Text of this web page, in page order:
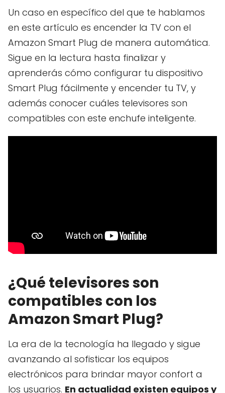
Un caso en específico del que te hablamos
en este artículo es encender la TV con el
Amazon Smart Plug de manera automática.
Sigue en la lectura hasta finalizar y
aprenderás cómo configurar tu dispositivo
Smart Plug fácilmente y encender tu TV, y
además conocer cuáles televisores son
compatibles con este enchufe inteligente.
¿Qué televisores son
compatibles con los
Amazon Smart Plug?
La era de la tecnología ha llegado y sigue
avanzando al sofisticar los equipos
electrónicos para brindar mayor confort a
los usuarios. En actualidad existen equipos y